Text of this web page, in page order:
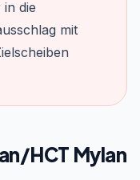
die
mit
HCT Mylan